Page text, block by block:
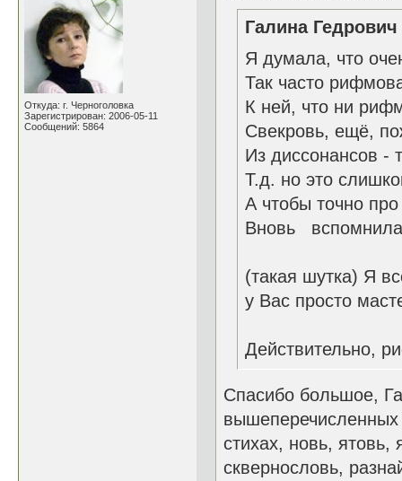
Откуда: г. Черноголовка
Зарегистрирован: 2006-05-11
Сообщений: 5864
Галина
Я думала, что
Так часто
К ней, что ни
Свекровь, ещё,
Из диссонансов -
Т.д. но это
А чтобы точно
Вновь
(такая шутка) Я
у Вас просто
Действительно,
Спасибо большое,
вышеперечисленных
стихах, новь, ятовь,
сквернословь,